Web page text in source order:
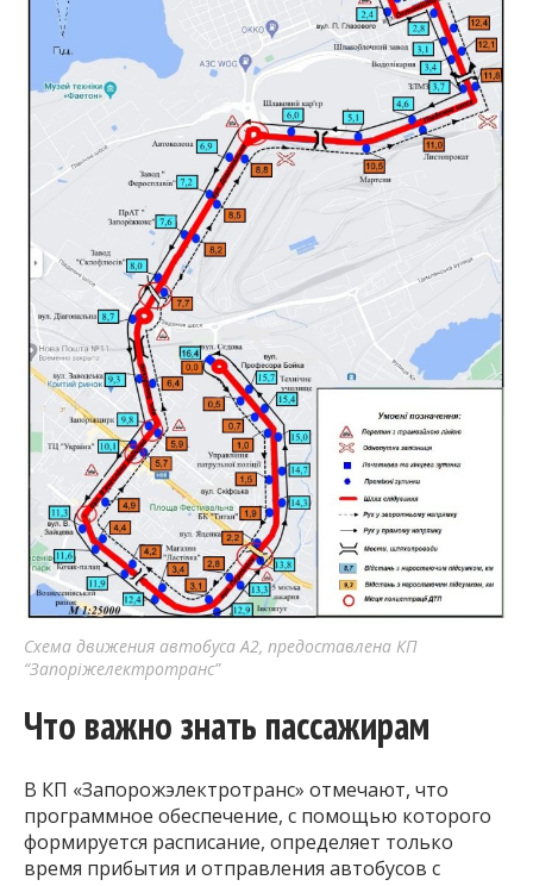
Схема движения автобуса А2, предоставлена КП
“Запоріжелектротранс”
Что важно знать пассажирам
В КП «Запорожэлектротранс» отмечают, что
программное обеспечение, с помощью которого
формируется расписание, определяет только
время прибытия и отправления автобусов с